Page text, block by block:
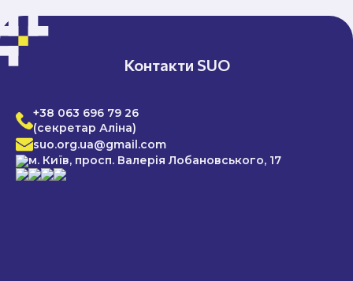
Контакти SUO
+38 063 696 79 26
(секретар Аліна)
suo.org.ua@gmail.com
м. Київ, просп. Валерія Лобановського, 17